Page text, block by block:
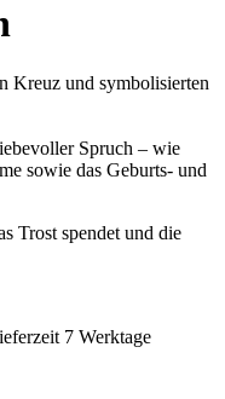
Kreuz und symbolisierten
Spruch – wie
sowie das Geburts- und
Trost spendet und die
7 Werktage